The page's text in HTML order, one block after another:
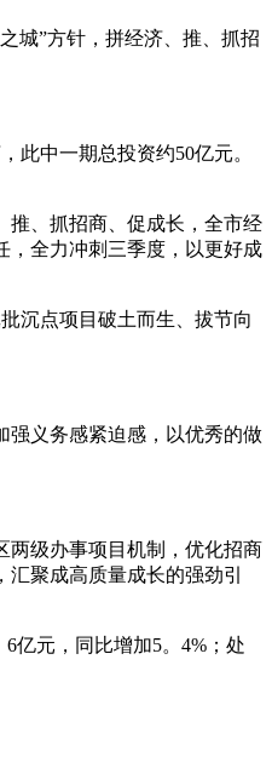
城”方针，拼经济、推、抓招
中一期总投资约50亿元。
、抓招商、促成长，全市经
，全力冲刺三季度，以更好成
沉点项目破土而生、拔节向
义务感紧迫感，以优秀的做
级办事项目机制，优化招商
聚成高质量成长的强劲引
亿元，同比增加5。4%；处